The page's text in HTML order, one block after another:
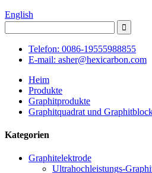
English
Telefon: 0086-19555988855
E-mail: asher@hexicarbon.com
Heim
Produkte
Graphitprodukte
Graphitquadrat und
Kategorien
Graphitelektrode
Ultrahochleistungs-